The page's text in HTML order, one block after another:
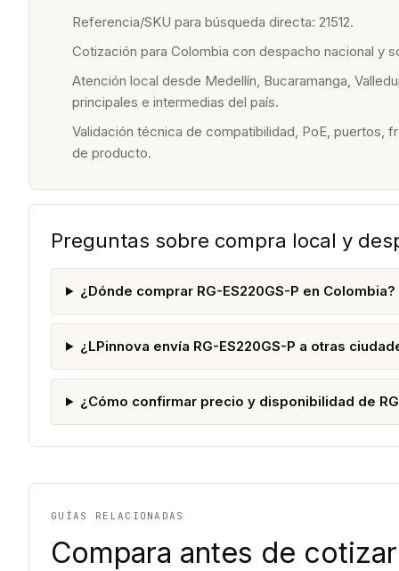
Referencia/SKU para búsqueda directa: 21512.
Cotización para Colombia con despacho nacional y
Atención local desde Medellín, Bucaramanga,
principales e intermedias del país.
Validación técnica de compatibilidad, PoE, puertos,
de producto.
Preguntas sobre compra local y
¿Dónde comprar RG-ES220GS-P en Colombia?
¿LPinnova envía RG-ES220GS-P a otras
¿Cómo confirmar precio y disponibilidad de
GUÍAS RELACIONADAS
Compara antes de